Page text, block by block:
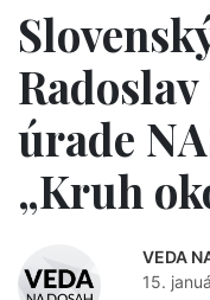
úrade
„Kruh
VEDA
15.